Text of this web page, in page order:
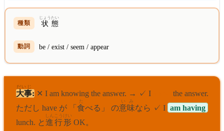
状
じょう
態
たい
be / exist / seem / appear
大事
だいじ
: ✕ I am knowing the answer. → ✓ I
the answer.
ただし have が 「 食
た
べる」 の意
い
味
み
なら ✓ I am having
lunch. と進行
しんこう
形
けい
OK。